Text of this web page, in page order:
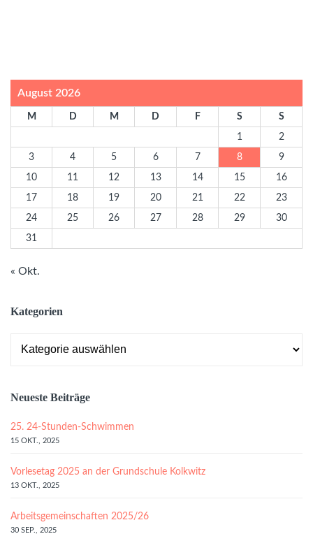
August 2026
M D M D F S S
1 2
3 4 5 6 7 8 9
10 11 12 13 14 15 16
17 18 19 20 21 22 23
24 25 26 27 28 29 30
31
« Okt.
Kategorien
Neueste Beiträge
25. 24-Stunden-Schwimmen
15 OKT., 2025
Vorlesetag 2025 an der Grundschule Kolkwitz
13 OKT., 2025
Arbeitsgemeinschaften 2025/26
30 SEP., 2025